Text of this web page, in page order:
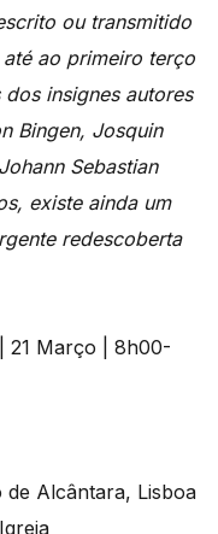
ou transmitido
ao primeiro terço
insignes autores
Bingen, Josquin
Sebastian
existe ainda um
redescoberta
de Alcântara, Lisboa